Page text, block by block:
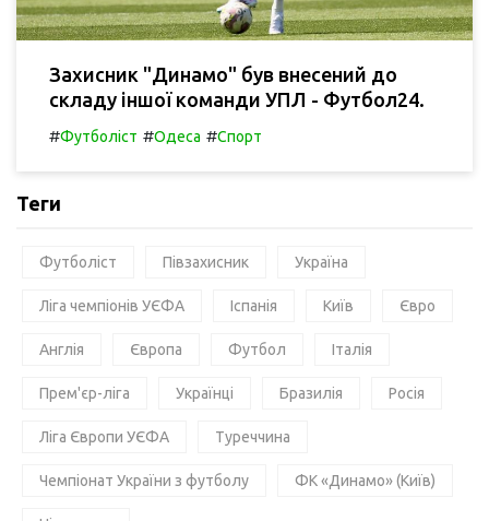
Захисник "Динамо" був внесений до
складу іншої команди УПЛ - Футбол24.
#Футболіст #Одеса #Спорт
Теги
Футболіст Півзахисник Україна
Ліга чемпіонів УЄФА Іспанія Київ Євро
Англія Європа Футбол Італія
Прем'єр-ліга Українці Бразилія Росія
Ліга Європи УЄФА Туреччина
Чемпіонат України з футболу ФК «Динамо» (Київ)